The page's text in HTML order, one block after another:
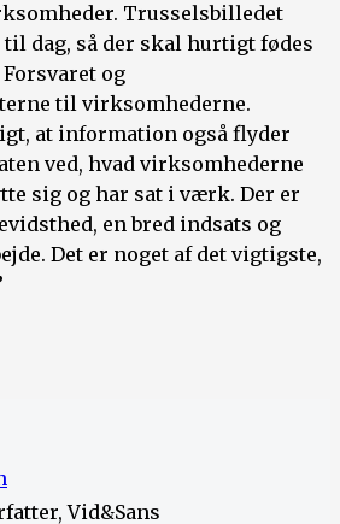
Trusselsbilledet
dag, så der skal hurtigt fødes
og
til virksomhederne.
at information også flyder
ved, hvad virksomhederne
sig og har sat i værk. Der er
en bred indsats og
Det er noget af det vigtigste,
Vid&Sans